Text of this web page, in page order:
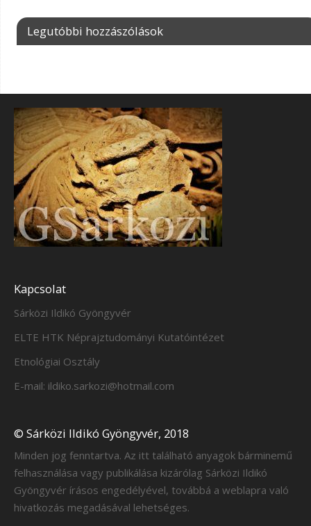
Legutóbbi hozzászólások
Kapcsolat
Sárközi Ildikó Gyöngyvér
ELTE HTK Néprajztudományi Kutatóintézet
Etnológiai Osztály
E-mail: ildiko.sarkozi@hotmail.com
© Sárközi Ildikó Gyöngyvér, 2018
Minden jog fenntartva. Az itt található anyagok bárminemű
felhasználása vagy publikálása kizárólag Sárközi Ildikó
Gyöngyvér írásos engedélyével, továbbá a weblapra való
hivatkozás megadásával lehetséges.